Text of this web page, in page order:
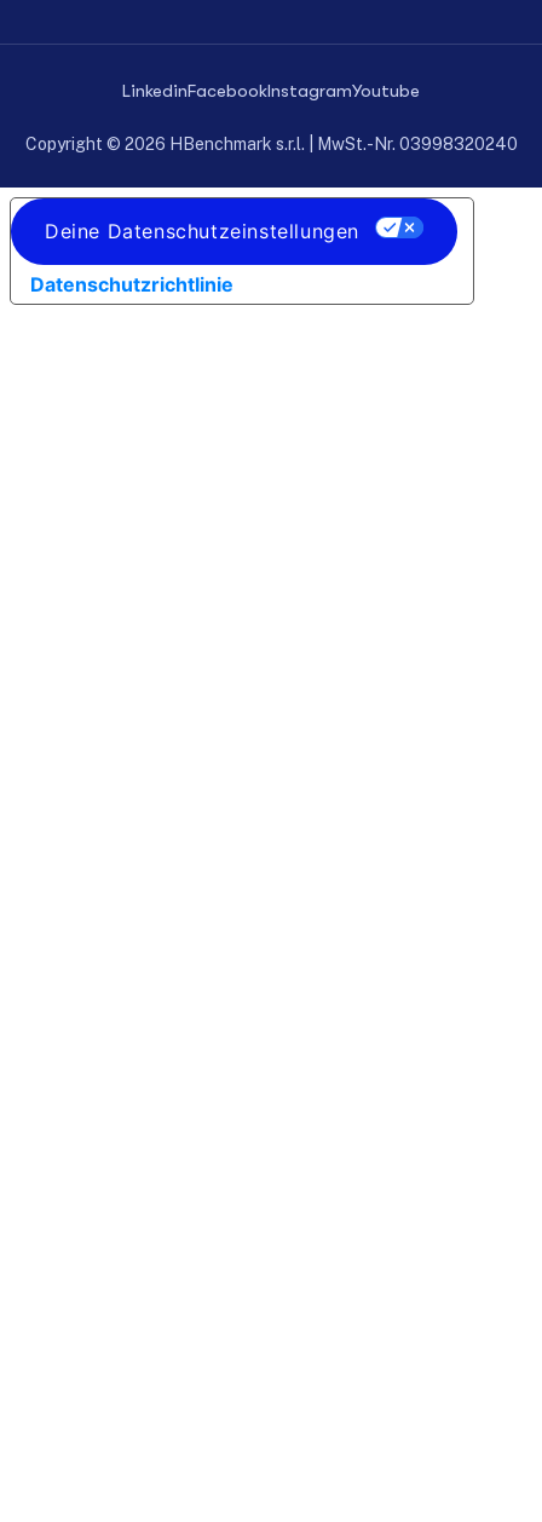
LinkedinFacebookInstagramYoutube
Copyright © 2026 HBenchmark s.r.l. | MwSt.-Nr. 03998320240
Datenschutzrichtlinie
Deine Datenschutzeinstellungen